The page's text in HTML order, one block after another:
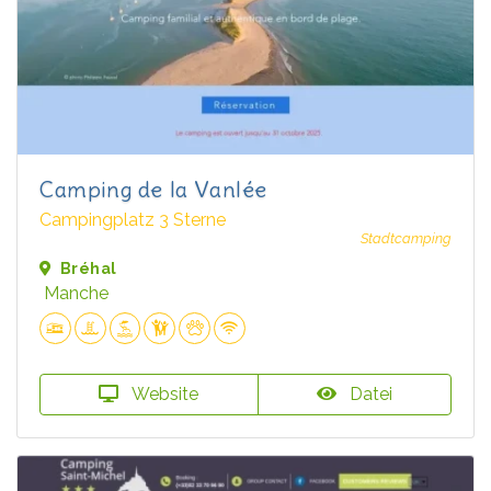
Camping de la Vanlée
Campingplatz 3 Sterne
Stadtcamping
Bréhal
Manche
Website Datei